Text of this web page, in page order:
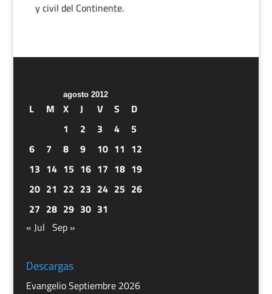
y civil del Continente.
agosto 2012
L M X J V S
D
1
2 3 4
5
6
7 8 9 10 11 12
13 14 15 16 17 18 19
20 21 22 23 24 25 26
27 28 29 30 31
« Jul Sep »
Descargas
Evangelio Septiembre 2026